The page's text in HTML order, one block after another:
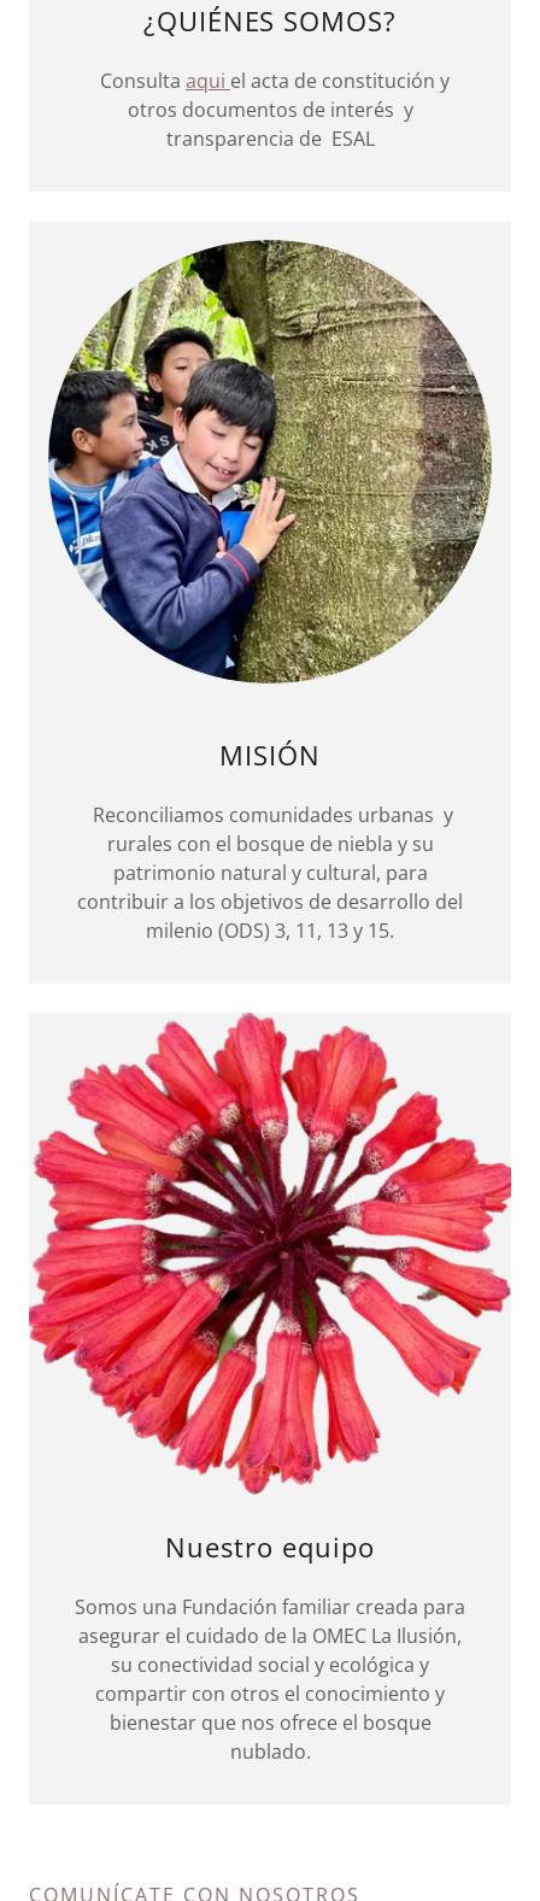
¿QUIÉNES SOMOS?
Consulta aqui el acta de constitución y
otros documentos de interés y
transparencia de ESAL
MISIÓN
Reconciliamos comunidades urbanas y
rurales con el bosque de niebla y su
patrimonio natural y cultural, para
contribuir a los objetivos de desarrollo del
milenio (ODS) 3, 11, 13 y 15.
Nuestro equipo
Somos una Fundación familiar creada para
asegurar el cuidado de la OMEC La Ilusión,
su conectividad social y ecológica y
compartir con otros el conocimiento y
bienestar que nos ofrece el bosque
nublado.
COMUNÍCATE CON NOSOTROS